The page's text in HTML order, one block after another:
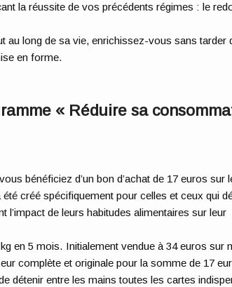
la réussite de vos précédents régimes : le
au long de sa vie, enrichissez-vous sans tarder
en forme.
« Réduire sa
bénéficiez d’un bon d’achat de 17 euros sur
créé spécifiquement pour celles et ceux qui
de leurs habitudes alimentaires sur leur
en 5 mois. Initialement vendue à 34 euros sur
complète et originale pour la somme de 17
détenir entre les mains toutes les cartes